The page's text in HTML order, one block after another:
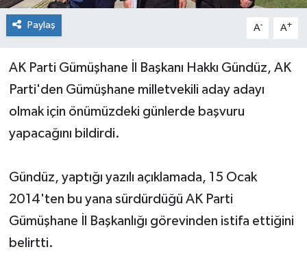
Paylaş A- A+
AK Parti Gümüşhane İl Başkanı Hakkı Gündüz, AK
Parti'den Gümüşhane milletvekili aday adayı
olmak için önümüzdeki günlerde başvuru
yapacağını bildirdi.
Gündüz, yaptığı yazılı açıklamada, 15 Ocak
2014'ten bu yana sürdürdüğü AK Parti
Gümüşhane İl Başkanlığı görevinden istifa ettiğini
belirtti.